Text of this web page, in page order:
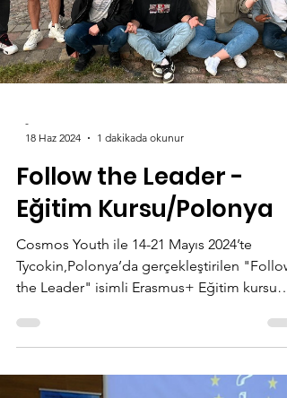
-
Follow the Leader -
Eğitim Kursu/Polonya